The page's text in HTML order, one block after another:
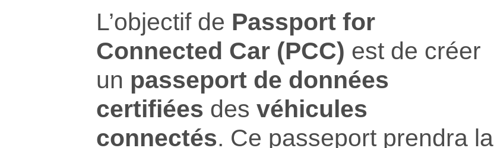
L’objectif de Passport for
Connected Car (PCC) est de créer
un passeport de données
certifiées des véhicules
connectés. Ce passeport prendra la